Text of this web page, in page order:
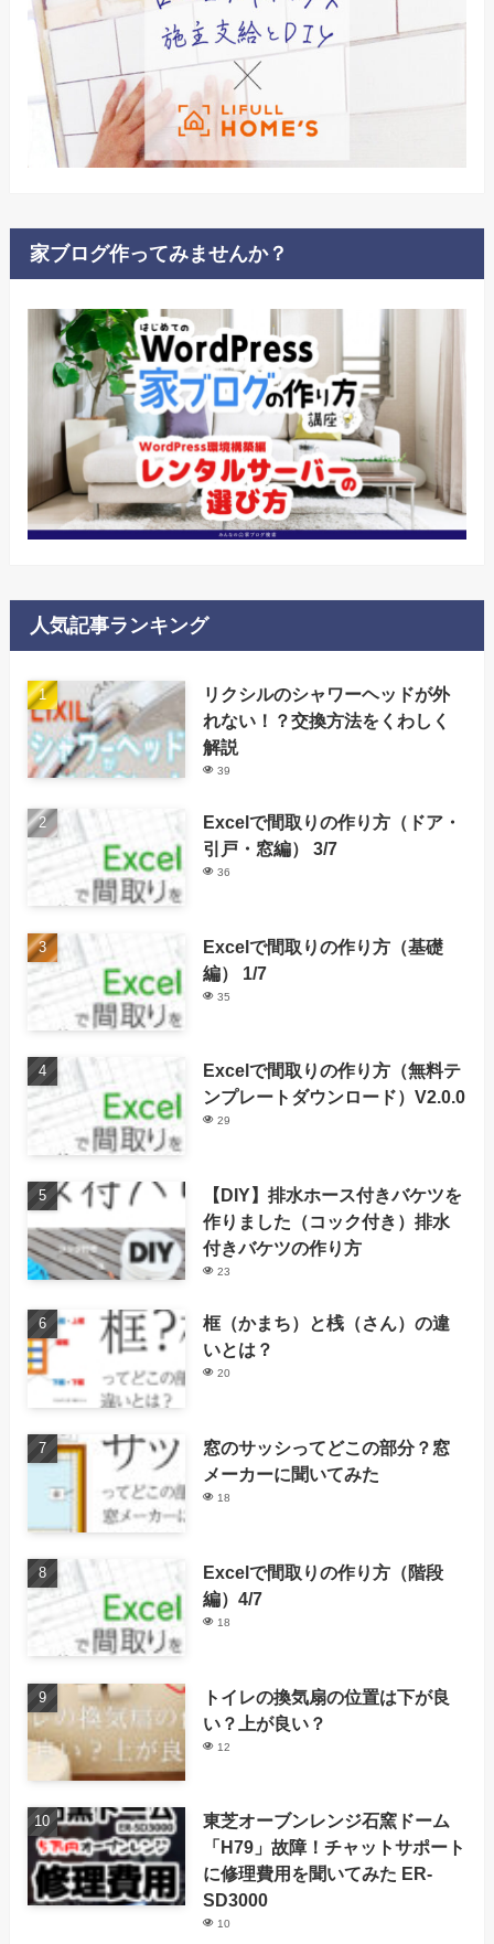
家ブログ作ってみませんか？
人気記事ランキング
リクシルのシャワーヘッドが外
れない！？交換方法をくわしく
解説
39
Excelで間取りの作り方（ドア・
引戸・窓編） 3/7
36
Excelで間取りの作り方（基礎
編） 1/7
35
Excelで間取りの作り方（無料テ
ンプレートダウンロード）V2.0.0
29
【DIY】排水ホース付きバケツを
作りました（コック付き）排水
付きバケツの作り方
23
框（かまち）と桟（さん）の違
いとは？
20
窓のサッシってどこの部分？窓
メーカーに聞いてみた
18
Excelで間取りの作り方（階段
編）4/7
18
トイレの換気扇の位置は下が良
い？上が良い？
12
東芝オーブンレンジ石窯ドーム
「H79」故障！チャットサポート
に修理費用を聞いてみた ER-
SD3000
10